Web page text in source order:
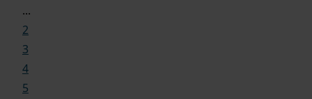
...
2
3
4
5